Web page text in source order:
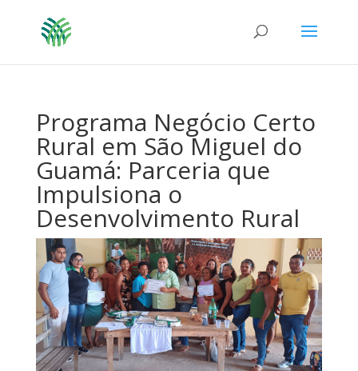
Programa Negócio Certo
Rural em São Miguel do
Guamá: Parceria que
Impulsiona o
Desenvolvimento Rural